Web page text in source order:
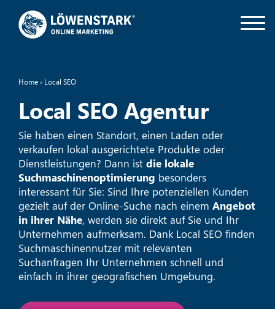
Home› Local SEO
Local SEO Agentur
Sie haben einen Standort, einen Laden oder
verkaufen lokal ausgerichtete Produkte oder
Dienstleistungen? Dann ist die lokale
Suchmaschinenoptimierung besonders
interessant für Sie: Sind Ihre potenziellen Kunden
gezielt auf der Online-Suche nach einem Angebot
in ihrer Nähe, werden sie direkt auf Sie und Ihr
Unternehmen aufmerksam. Dank Local SEO finden
Suchmaschinennutzer mit relevanten
Suchanfragen Ihr Unternehmen schnell und
einfach in ihrer geografischen Umgebung.